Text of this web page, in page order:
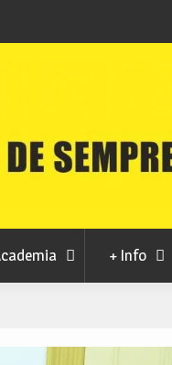
a Penamacor
+ Info